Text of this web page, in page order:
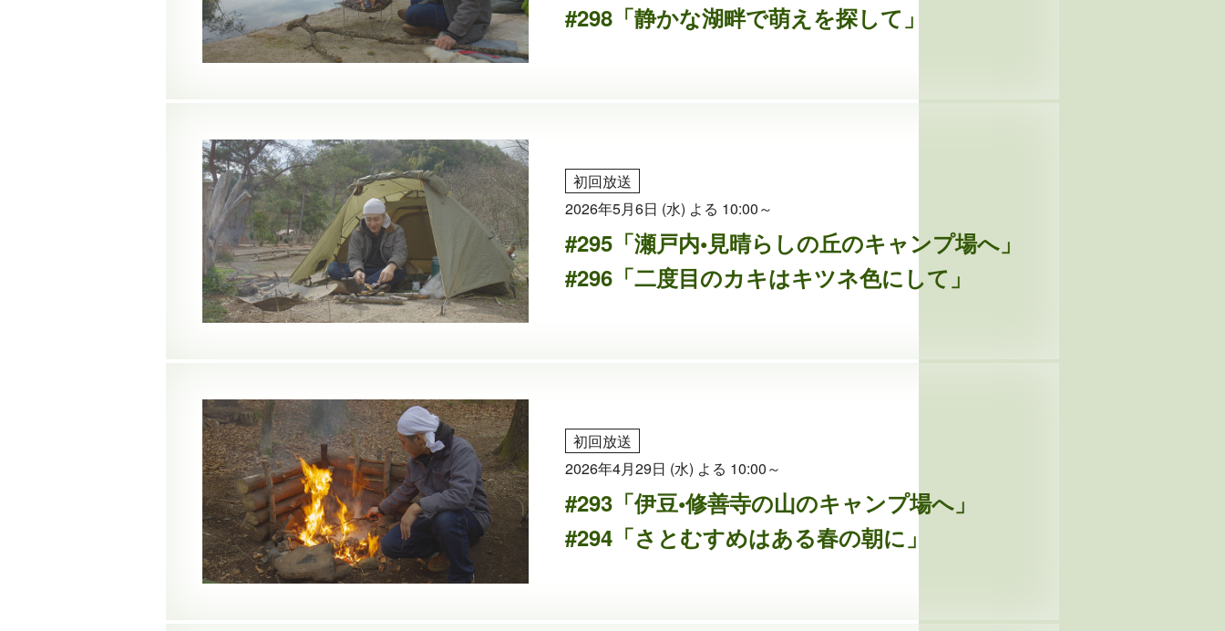
#298「静かな湖畔で萌えを探して」
初回放送
2026年5月6日 (水) よる 10:00～
#295「瀬戸内•見晴らしの丘のキャンプ場へ」
#296「二度目のカキはキツネ色にして」
初回放送
2026年4月29日 (水) よる 10:00～
#293「伊豆•修善寺の山のキャンプ場へ」
#294「さとむすめはある春の朝に」